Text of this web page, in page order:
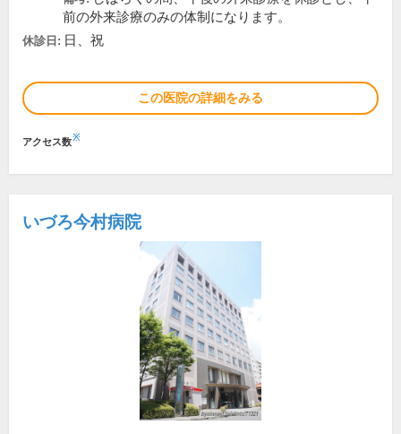
前の外来診療のみの体制になります。
休診日: 日、祝
この医院の詳細をみる
アクセス数※
いづろ今村病院